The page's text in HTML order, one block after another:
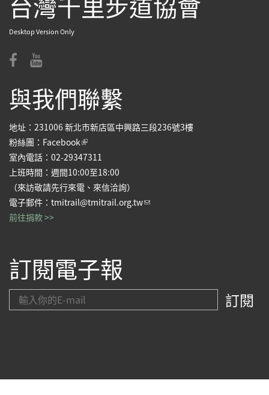
Desktop Version Only
與我們聯繫
地址：231006 新北市新店區中興路三段236號3樓
粉絲團： Facebook(link is external)
室內電話：02-29347311
上班時間：週間10:00至18:00
（來訪敬請先行來電、來信洽詢）
電子郵件： tmitrail@tmitrail.org.tw(link sends e-mail)
前往捐款 >>
訂閱電子報